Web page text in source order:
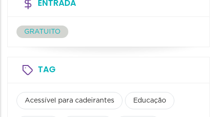
ENTRADA
GRATUITO
TAG
Acessível para cadeirantes Educação